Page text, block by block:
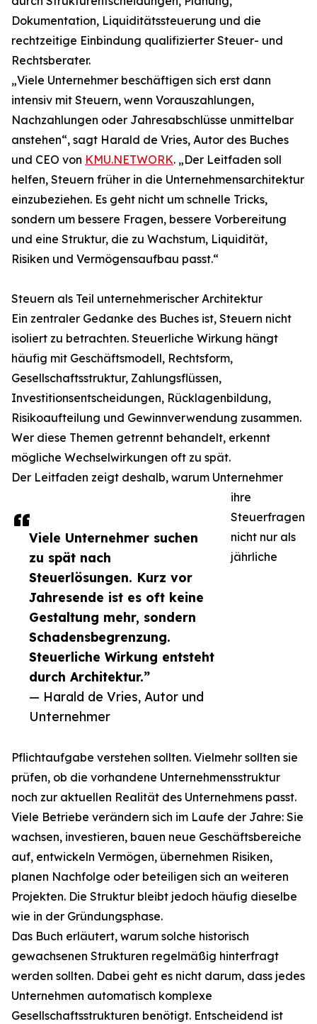
Viele Unternehmer suchen
zu spät nach
Steuerlösungen. Kurz vor
Jahresende ist es oft keine
Gestaltung mehr, sondern
Schadensbegrenzung.
Steuerliche Wirkung entsteht
durch Architektur.”
— Harald de Vries, Autor und
Unternehmer
Dokumentation, Liquiditätssteuerung und die
rechtzeitige Einbindung qualifizierter Steuer- und
Rechtsberater.
„Viele Unternehmer beschäftigen sich erst dann
intensiv mit Steuern, wenn Vorauszahlungen,
Nachzahlungen oder Jahresabschlüsse unmittelbar
anstehen“, sagt Harald de Vries, Autor des Buches
und CEO von KMU.NETWORK. „Der Leitfaden soll
helfen, Steuern früher in die Unternehmensarchitektur
einzubeziehen. Es geht nicht um schnelle Tricks,
sondern um bessere Fragen, bessere Vorbereitung
und eine Struktur, die zu Wachstum, Liquidität,
Risiken und Vermögensaufbau passt.“
Steuern als Teil unternehmerischer Architektur
Ein zentraler Gedanke des Buches ist, Steuern nicht
isoliert zu betrachten. Steuerliche Wirkung hängt
häufig mit Geschäftsmodell, Rechtsform,
Gesellschaftsstruktur, Zahlungsflüssen,
Investitionsentscheidungen, Rücklagenbildung,
Risikoaufteilung und Gewinnverwendung zusammen.
Wer diese Themen getrennt behandelt, erkennt
mögliche Wechselwirkungen oft zu spät.
Der Leitfaden zeigt deshalb, warum Unternehmer
ihre
Steuerfragen
nicht nur als
jährliche
Pflichtaufgabe verstehen sollten. Vielmehr sollten sie
prüfen, ob die vorhandene Unternehmensstruktur
noch zur aktuellen Realität des Unternehmens passt.
Viele Betriebe verändern sich im Laufe der Jahre: Sie
wachsen, investieren, bauen neue Geschäftsbereiche
auf, entwickeln Vermögen, übernehmen Risiken,
planen Nachfolge oder beteiligen sich an weiteren
Projekten. Die Struktur bleibt jedoch häufig dieselbe
wie in der Gründungsphase.
Das Buch erläutert, warum solche historisch
gewachsenen Strukturen regelmäßig hinterfragt
werden sollten. Dabei geht es nicht darum, dass jedes
Unternehmen automatisch komplexe
Gesellschaftsstrukturen benötigt. Entscheidend ist